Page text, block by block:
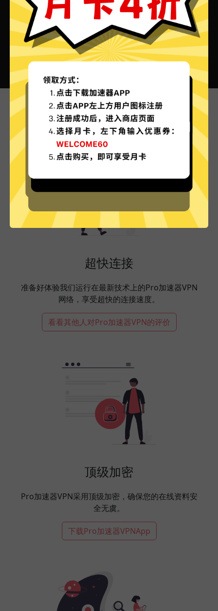
Pro加速器VPN的特色
超快连接
准备好体验我们运行在最新技术上的Pro加速器VPN
网络，享受超快的连接速度。
看看其他人对Pro加速器VPN的评价
顶级加密
Pro加速器VPN采用顶级加密，确保您的在线资料安
全无虞。
下载Pro加速器VPNApp